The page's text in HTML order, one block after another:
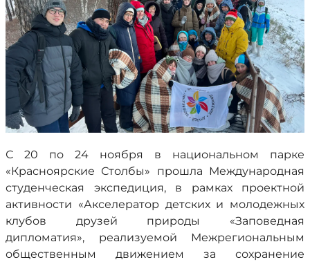
С 20 по 24 ноября в национальном парке
«Красноярские Столбы» прошла Международная
студенческая экспедиция, в рамках проектной
активности «Акселератор детских и молодежных
клубов друзей природы «Заповедная
дипломатия», реализуемой Межрегиональным
общественным движением за сохранение